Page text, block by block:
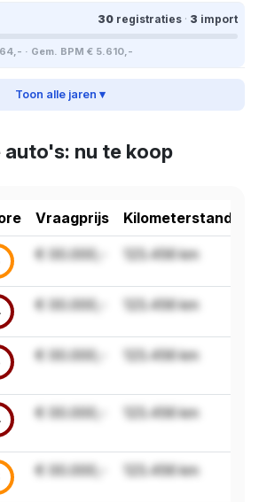
30 registraties · 3 import
· Gem. BPM € 5.610,-
Toon alle jaren ▾
nu te koop
Vraagprijs Kilometerstand
€ 00.000,- 123.456 km
€ 00.000,- 123.456 km
€ 00.000,- 123.456 km
€ 00.000,- 123.456 km
€ 00.000,- 123.456 km